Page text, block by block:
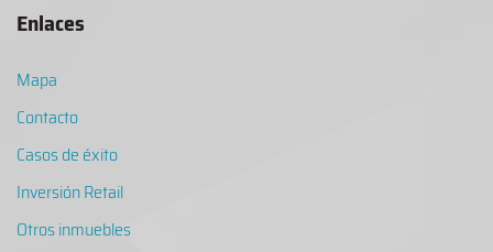
Enlaces
Mapa
Contacto
Casos de éxito
Inversión Retail
Otros inmuebles